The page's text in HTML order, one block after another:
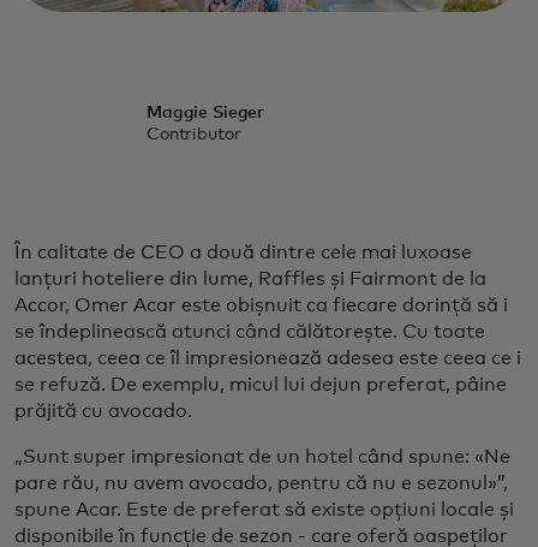
Maggie Sieger
Contributor
În calitate de CEO a două dintre cele mai luxoase
lanțuri hoteliere din lume, Raffles și Fairmont de la
Accor, Omer Acar este obișnuit ca fiecare dorință să i
se îndeplinească atunci când călătorește. Cu toate
acestea, ceea ce îl impresionează adesea este ceea ce i
se refuză. De exemplu, micul lui dejun preferat, pâine
prăjită cu avocado.
„Sunt super impresionat de un hotel când spune: «Ne
pare rău, nu avem avocado, pentru că nu e sezonul»”,
spune Acar. Este de preferat să existe opțiuni locale și
disponibile în funcție de sezon - care oferă oaspeților